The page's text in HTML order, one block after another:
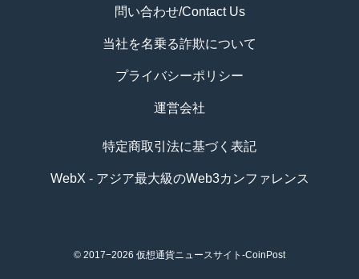
問い合わせ/Contact Us
当社を名乗る詐欺について
プライバシーポリシー
運営会社
特定商取引法に基づく表記
WebX - アジア最大級のWeb3カンファレンス
© 2017−2026 仮想通貨ニュースサイト-CoinPost